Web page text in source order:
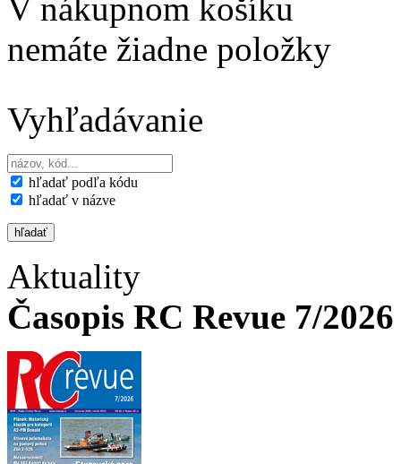
V nákupnom košíku
nemáte žiadne položky
Vyhľadávanie
hľadať podľa kódu
hľadať v názve
Aktuality
Časopis RC Revue 7/